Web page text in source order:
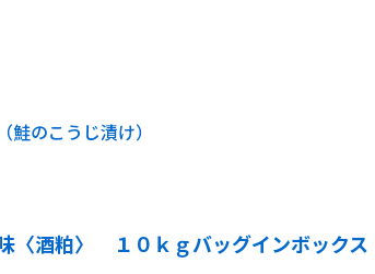
鮭のこうじ漬け）
〈酒粕〉 １０ｋｇバッグインボックス